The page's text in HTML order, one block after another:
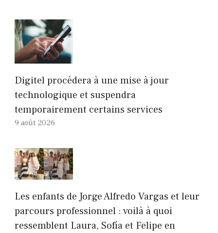
Digitel procédera à une mise à jour
technologique et suspendra
temporairement certains services
9 août 2026
Les enfants de Jorge Alfredo Vargas et leur
parcours professionnel : voilà à quoi
ressemblent Laura, Sofía et Felipe en